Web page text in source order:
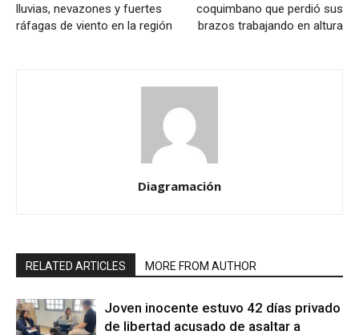
lluvias, nevazones y fuertes
ráfagas de viento en la región
coquimbano que perdió sus
brazos trabajando en altura
Diagramación
RELATED ARTICLES MORE FROM AUTHOR
Joven inocente estuvo 42 días privado
de libertad acusado de asaltar a